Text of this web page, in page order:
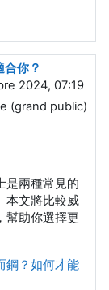
你？
2024, 07:19
(grand public)
是兩種常見的
本文將比較威
幫助你選擇更
鋼？如何才能